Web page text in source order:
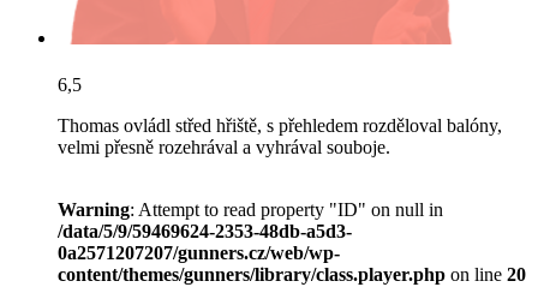
6,5
Thomas ovládl střed hřiště, s přehledem rozděloval balóny,
velmi přesně rozehrával a vyhrával souboje.
Warning: Attempt to read property "ID" on null in
/data/5/9/59469624-2353-48db-a5d3-
0a2571207207/gunners.cz/web/wp-
content/themes/gunners/library/class.player.php on line 20